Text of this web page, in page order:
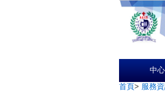
中
首頁> 服務